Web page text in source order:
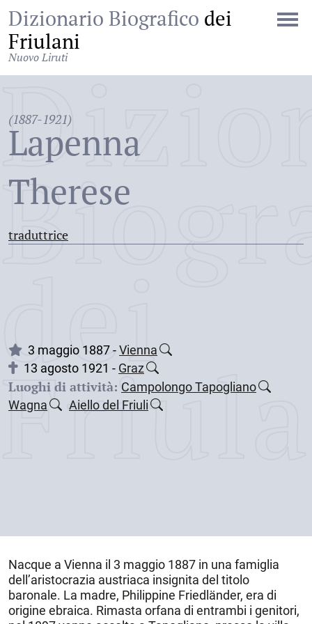
Dizionario Biografico dei
Friulani
Nuovo Liruti
(1887-1921)
Lapenna
Therese
traduttrice
dei
3 maggio 1887 -Vienna
13 agosto 1921 - Graz
Luoghi di attività: Campolongo Tapogliano
Wagna
Aiello del Friuli
Nacque a Vienna il 3 maggio 1887 in una famiglia
dell’aristocrazia austriaca insignita del titolo
baronale. La madre, Philippine Friedländer, era di
origine ebraica. Rimasta orfana di entrambi i genitori,